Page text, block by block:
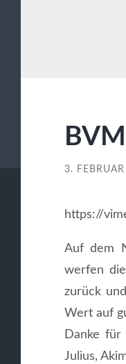
3.
https://
Auf dem
werfen
zurück
Wert auf
Danke für
Julius,